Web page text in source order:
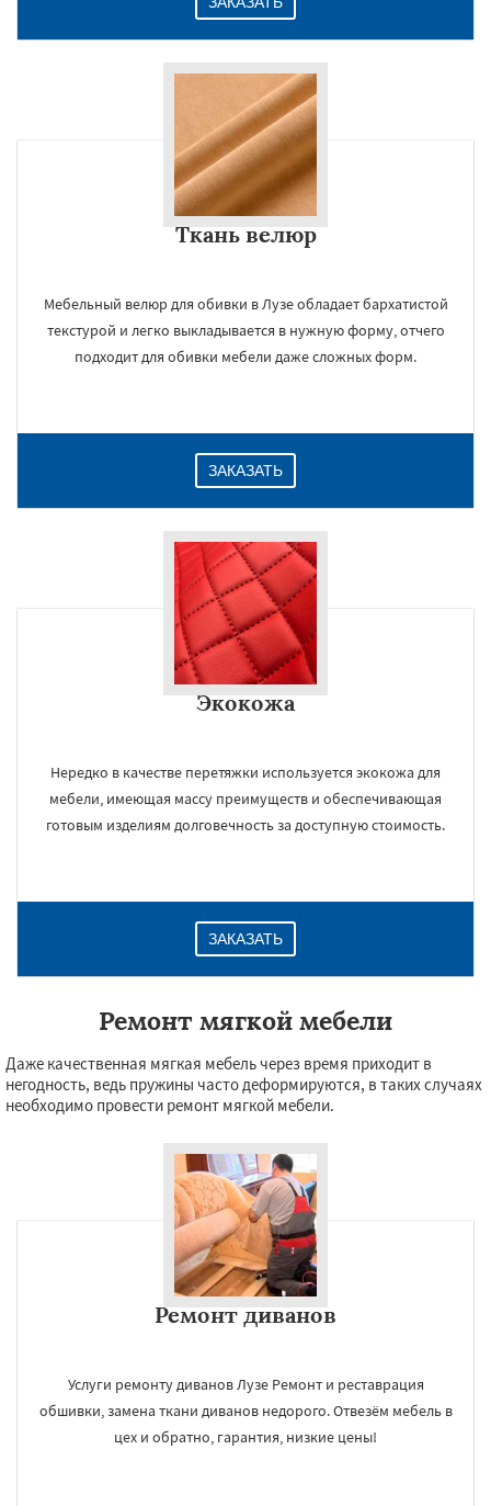
Ткань велюр
Мебельный велюр для обивки в Лузе обладает бархатистой
текстурой и легко выкладывается в нужную форму, отчего
подходит для обивки мебели даже сложных форм.
ЗАКАЗАТЬ
Экокожа
Нередко в качестве перетяжки используется экокожа для
мебели, имеющая массу преимуществ и обеспечивающая
готовым изделиям долговечность за доступную стоимость.
ЗАКАЗАТЬ
Ремонт мягкой мебели
Даже качественная мягкая мебель через время приходит в
негодность, ведь пружины часто деформируются, в таких случаях
необходимо провести ремонт мягкой мебели.
Ремонт диванов
Услуги ремонту диванов Лузе Ремонт и реставрация
обшивки, замена ткани диванов недорого. Отвезём мебель в
цех и обратно, гарантия, низкие цены!